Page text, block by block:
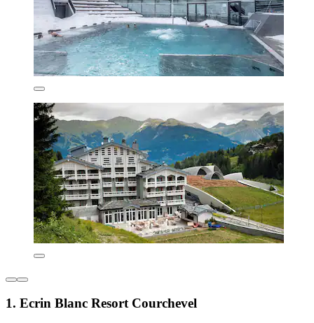
1. Ecrin Blanc Resort Courchevel